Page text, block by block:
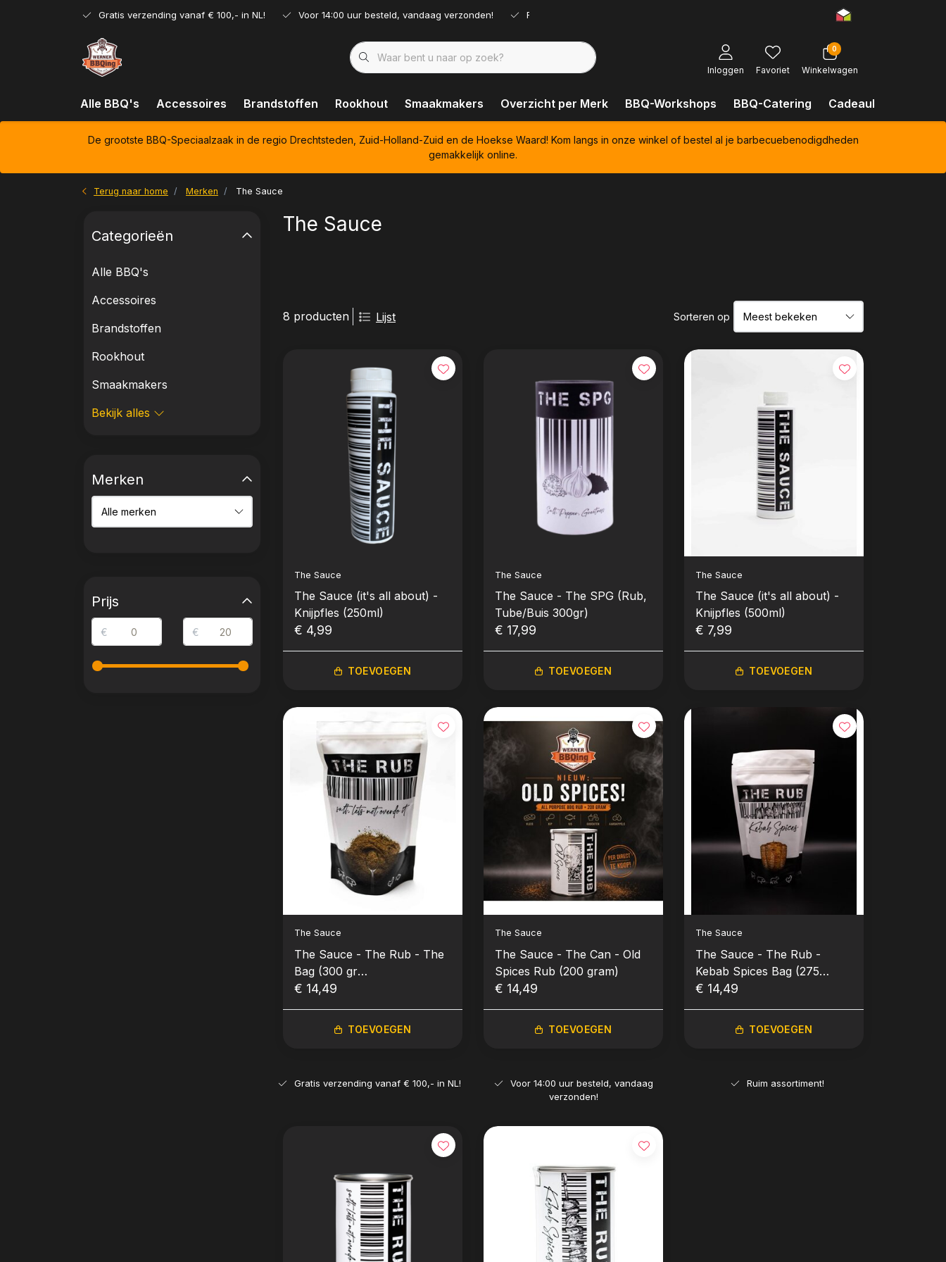
Gratis verzending vanaf € 100,- in NL! Voor 14:00 uur besteld, vandaag verzonden! Ruim assortiment!
Inloggen Favoriet
0
Winkelwagen
Alle BBQ's Accessoires Brandstoffen Rookhout Smaakmakers Overzicht per Merk BBQ-Workshops BBQ-Catering Cadeaubonnen
De grootste BBQ-Speciaalzaak in de regio Drechtsteden, Zuid-Holland-Zuid en de Hoekse Waard! Kom langs in onze winkel of bestel al je barbecuebenodigdheden
gemakkelijk online.
Terug naar home Merken The Sauce
The Sauce
8 producten Lijst Sorteren op
The Sauce
The Sauce (it's all about) -
Knijpfles (250ml)
€ 4,99
TOEVOEGEN
The Sauce
The Sauce - The SPG (Rub,
Tube/Buis 300gr)
€ 17,99
TOEVOEGEN
The Sauce
The Sauce (it's all about) -
Knijpfles (500ml)
€ 7,99
TOEVOEGEN
The Sauce
The Sauce - The Rub - The
Bag (300 gr
Navulverpakking)
€ 14,49
TOEVOEGEN
The Sauce
The Sauce - The Can - Old
Spices Rub (200 gram)
€ 14,49
TOEVOEGEN
The Sauce
The Sauce - The Rub -
Kebab Spices Bag (275
gram)
€ 14,49
TOEVOEGEN
Gratis verzending vanaf € 100,- in NL!
Voor 14:00 uur besteld, vandaag
verzonden!
Ruim assortiment!
Categorieën
Alle BBQ's
Accessoires
Brandstoffen
Rookhout
Smaakmakers
Bekijk alles
Merken
Prijs
€ €